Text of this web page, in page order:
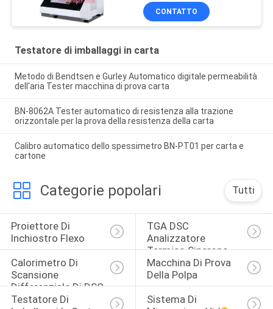
CONTATTO
Testatore di imballaggi in carta
Metodo di Bendtsen e Gurley Automatico digitale permeabilità
dell'aria Tester macchina di prova carta
BN-8062A Tester automatico di resistenza alla trazione
orizzontale per la prova della resistenza della carta
Calibro automatico dello spessimetro BN-PT01 per carta e
cartone
Categorie popolari Tutti
Proiettore Di
Inchiostro Flexo
TGA DSC
Analizzatore
Termico Sincrono
Calorimetro Di
Scansione
Differenziale Di DSC
Macchina Di Prova
Della Polpa
Testatore Di
Sistema Di